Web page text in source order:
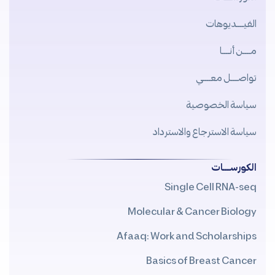
الفيــــديوهات
مــــن أنــــا
تواصــــل معــــي
سياسة الخصوصية
سياسة الاسترجاع والاسترداد
الكورســــات
Single Cell RNA-seq
Molecular & Cancer Biology
Afaaq: Work and Scholarships
Basics of Breast Cancer